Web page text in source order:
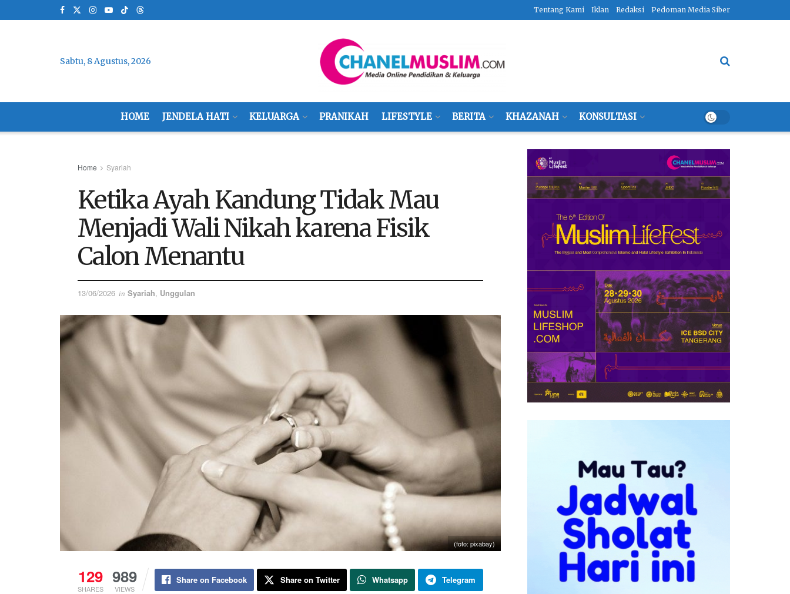
Tentang Kami Iklan Redaksi Pedoman Media Siber
Sabtu, 8 Agustus, 2026
HOME JENDELA HATI KELUARGA PRANIKAH LIFESTYLE BERITA KHAZANAH KONSULTASI
Home Syariah
Ketika Ayah Kandung Tidak Mau
Menjadi Wali Nikah karena Fisik
Calon Menantu
13/06/2026 in Syariah, Unggulan
(foto: pixabay)
129
SHARES
989
VIEWS
Share on Facebook Share on Twitter Whatsapp Telegram